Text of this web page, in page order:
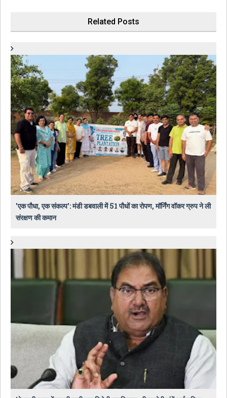
Related Posts
​'एक पौधा, एक संकल्प': मंडी डबवाली में 51 पौधों का रोपण, मॉर्निंग वॉकर ग्रुप ने ली
संरक्षण की कमान